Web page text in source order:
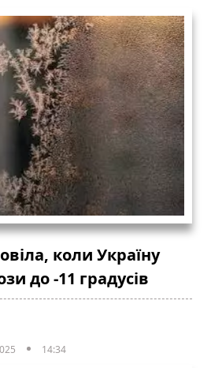
коли Україну
до -11 градусів
14:34